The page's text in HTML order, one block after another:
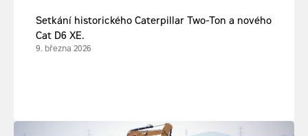
Setkání historického Caterpillar Two-Ton a nového
Cat D6 XE.
9. března 2026